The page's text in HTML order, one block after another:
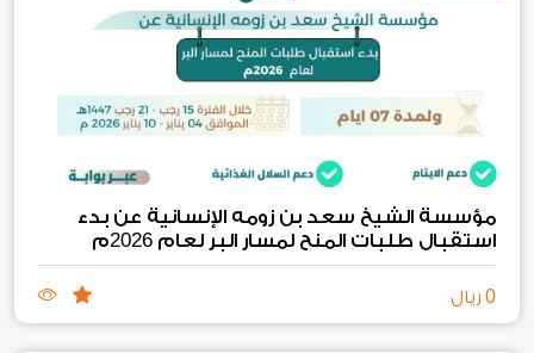
مؤسسة الشيخ سعد بن زومه الإنسانية عن بدء
استقبال طلبات المنح لمسار البر لعام 2026م
0 ريال